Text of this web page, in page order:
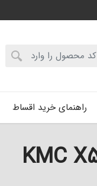
راهنمای خرید اقساط